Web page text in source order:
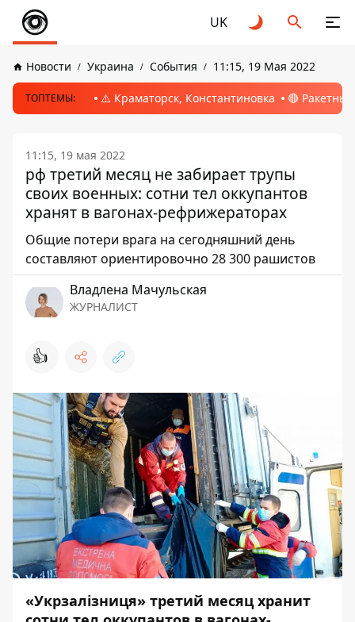
UK
Новости Украина События 11:15, 19 Мая 2022
ТОПТЕМЫ: ⚠️ Краматорск, Константиновка 🔴
11:15, 19 мая 2022
рф третий месяц не забирает трупы
своих военных: сотни тел оккупантов
хранят в вагонах-рефрижераторах
Общие потери врага на сегодняшний день
составляют ориентировочно 28 300 рашистов
Владлена Мачульская
ЖУРНАЛИСТ
👍
«Укрзалізниця» третий месяц хранит